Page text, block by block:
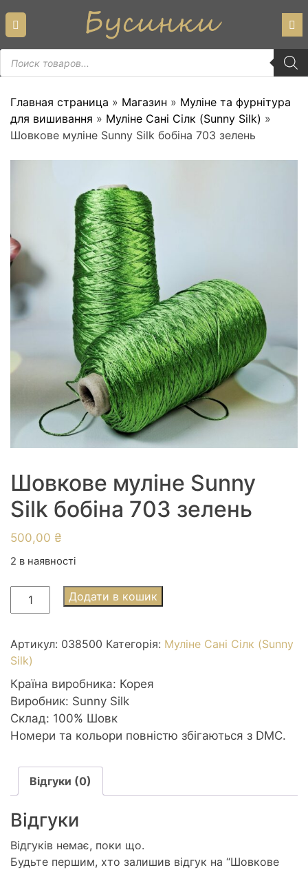
content
Пошук
товарів
Главная страница » Магазин » Муліне та фурнітура
для вишивання » Муліне Сані Сілк (Sunny Silk) »
Шовкове муліне Sunny Silk бобіна 703 зелень
Шовкове муліне Sunny
Silk бобіна 703 зелень
500,00 ₴
2 в наявності
Шовкове
муліне
Silk
бобіна
703
зелень
кількість
Додати в кошик
Артикул: 038500 Категорія: Муліне Сані Сілк (Sunny
Silk)
Країна виробника: Корея
Виробник: Sunny Silk
Склад: 100% Шовк
Номери та кольори повністю збігаються з DMC.
Відгуки (0)
Відгуки
Відгуків немає, поки що.
Будьте першим, хто залишив відгук на “Шовкове